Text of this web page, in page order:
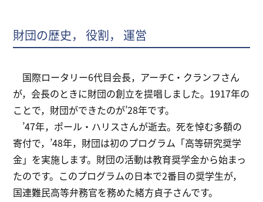
財団の歴史， 役割， 運営
国際ロータリー6代目会長，アーチC・クランフさん
が，会長のときに財団の創立を提唱しました。1917年の
ことで，財団ができたのが’28年です。
’47年，ポール・ハリスさんが逝去。死を悼む多額の
寄付で，’48年，財団は初のプログラム「高等研究奨学
金」を実施します。財団の活動は教育奨学金から始まっ
たのです。このプログラムの日本で2番目の奨学生が，
国連難民高等弁務官を務めた緒方貞子さんです。